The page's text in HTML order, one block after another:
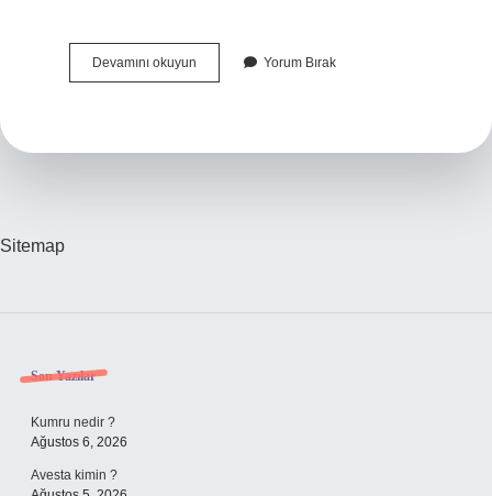
Devamını okuyun
Iklimi
Yorum Bırak
Sitemap
Sidebar
Son Yazılar
Kumru nedir ?
Ağustos 6, 2026
Avesta kimin ?